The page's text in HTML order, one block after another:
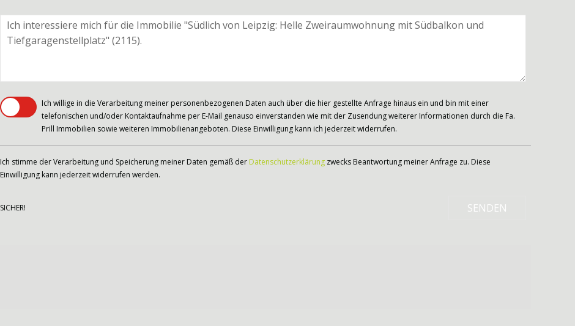
Ich willige in die Verarbeitung meiner personenbezogenen Daten auch über die hier gestellte Anfrage hinaus ein und bin mit einer
telefonischen und/oder Kontaktaufnahme per E-Mail genauso einverstanden wie mit der Zusendung weiterer Informationen durch die Fa.
Prill Immobilien sowie weiteren Immobilienangeboten. Diese Einwilligung kann ich jederzeit widerrufen.
Ich stimme der Verarbeitung und Speicherung meiner Daten gemäß der Datenschutzerklärung zwecks Beantwortung meiner Anfrage zu. Diese
Einwilligung kann jederzeit widerrufen werden.
SICHER! SENDEN